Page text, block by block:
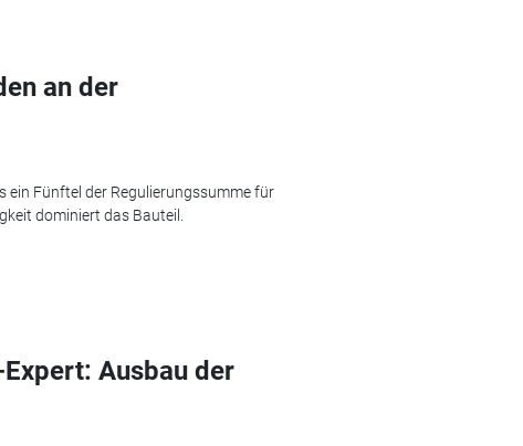
an der
Fünftel der Regulierungssumme für
dominiert das Bauteil.
Ausbau der